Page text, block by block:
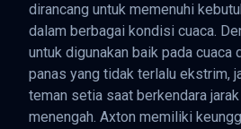
dirancang untuk memenuhi
dalam berbagai kondisi cuaca.
untuk digunakan baik pada cuaca
panas yang tidak terlalu ekstrim,
teman setia saat berkendara
menengah. Axton memiliki